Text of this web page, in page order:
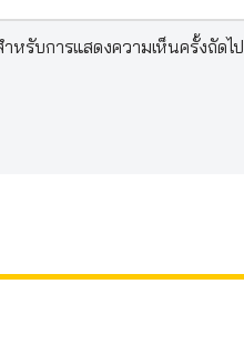
หรับการแสดงความเห็นครั้งถัดไป